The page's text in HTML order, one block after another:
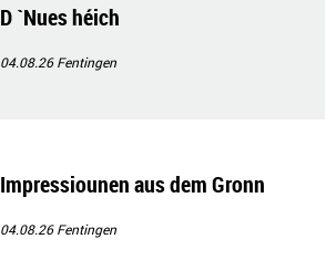
D `Nues héich
04.08.26Fentingen
Impressiounen aus dem Gronn
04.08.26Fentingen